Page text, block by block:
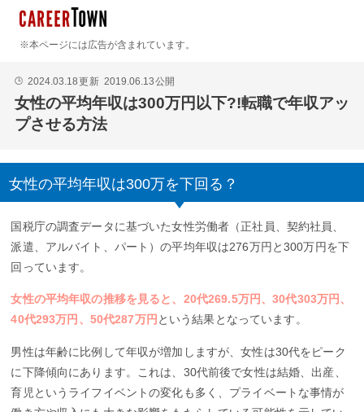
※本ページには広告が含まれています。
🕒 2024.03.18更新 2019.06.13公開
女性の平均年収は300万円以下?!転職で年収アッ
プさせる方法
女性の平均年収は300万を下回る？
国税庁の調査データに基づいた女性労働者（正社員、契約社員、
派遣、アルバイト、パート）の平均年収は276万円と300万円を下
回っています。
女性の平均年収の推移を見ると、20代269.5万円、30代303万円、
40代293万円、50代287万円 という結果となっています。
男性は年齢に比例して年収が増加しますが、女性は30代をピーク
に下降傾向にあります。これは、30代前後で女性は結婚、出産、
育児というライフイベントの変化も多く、プライベートな事情が